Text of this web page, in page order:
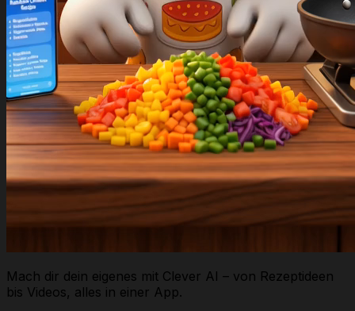
Mach dir dein eigenes mit Clever AI – von Rezeptideen
bis Videos, alles in einer App.